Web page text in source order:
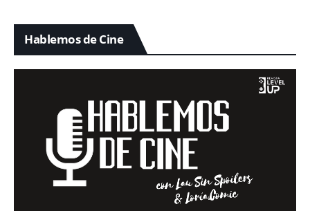
Hablemos de Cine